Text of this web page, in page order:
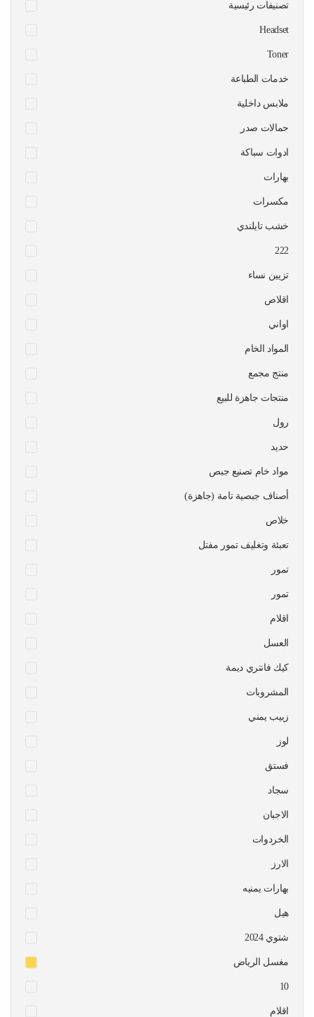
تصنيفات رئيسية
Headset
Toner
خدمات الطباعة
ملابس داخلية
حمالات صدر
ادوات سباكة
بهارات
مكسرات
خشب تايلندي
222
تزيين نساء
اقلاص
اواني
المواد الخام
منتج مجمع
منتجات جاهزة للبيع
رول
حديد
مواد خام تصنيع جبص
أصناف جبصية تامة (جاهزة)
خلاص
تعبئة وتغليف تمور مفتل
تمور
تمور
اقلام
العسل
كيك فانتري ديمة
المشروبات
زبيب يمني
لوز
فستق
سجاد
الاجبان
الخردوات
الارز
بهارات يمنيه
هيل
شتوي 2024
مغسل الرياض
10
اقلام